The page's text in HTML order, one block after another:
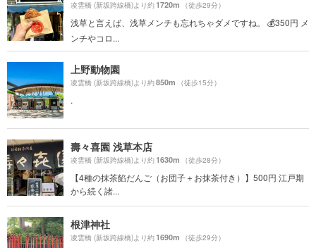
凌雲橋 (新坂跨線橋)より約1720m （徒歩29分）
浅草と言えば、浅草メンチも忘れちゃダメですね。 💰350円 メ
ンチやコロ...
上野動物園
凌雲橋 (新坂跨線橋)より約850m （徒歩15分）
.
壽々喜園 浅草本店
凌雲橋 (新坂跨線橋)より約1630m （徒歩28分）
【4種の抹茶餡だんご（お団子＋お抹茶付き）】500円 江戸期
から続く諸...
根津神社
凌雲橋 (新坂跨線橋)より約1690m （徒歩29分）